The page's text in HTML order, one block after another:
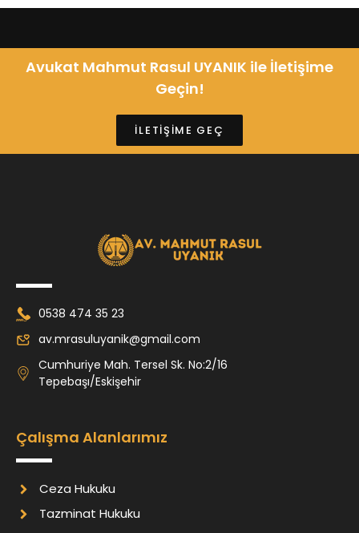
Avukat Mahmut Rasul UYANIK ile İletişime
Geçin!
İLETİŞİME GEÇ
0538 474 35 23
av.mrasuluyanik@gmail.com
Cumhuriye Mah. Tersel Sk. No:2/16
Tepebaşı/Eskişehir
Çalışma Alanlarımız
Ceza Hukuku
Tazminat Hukuku